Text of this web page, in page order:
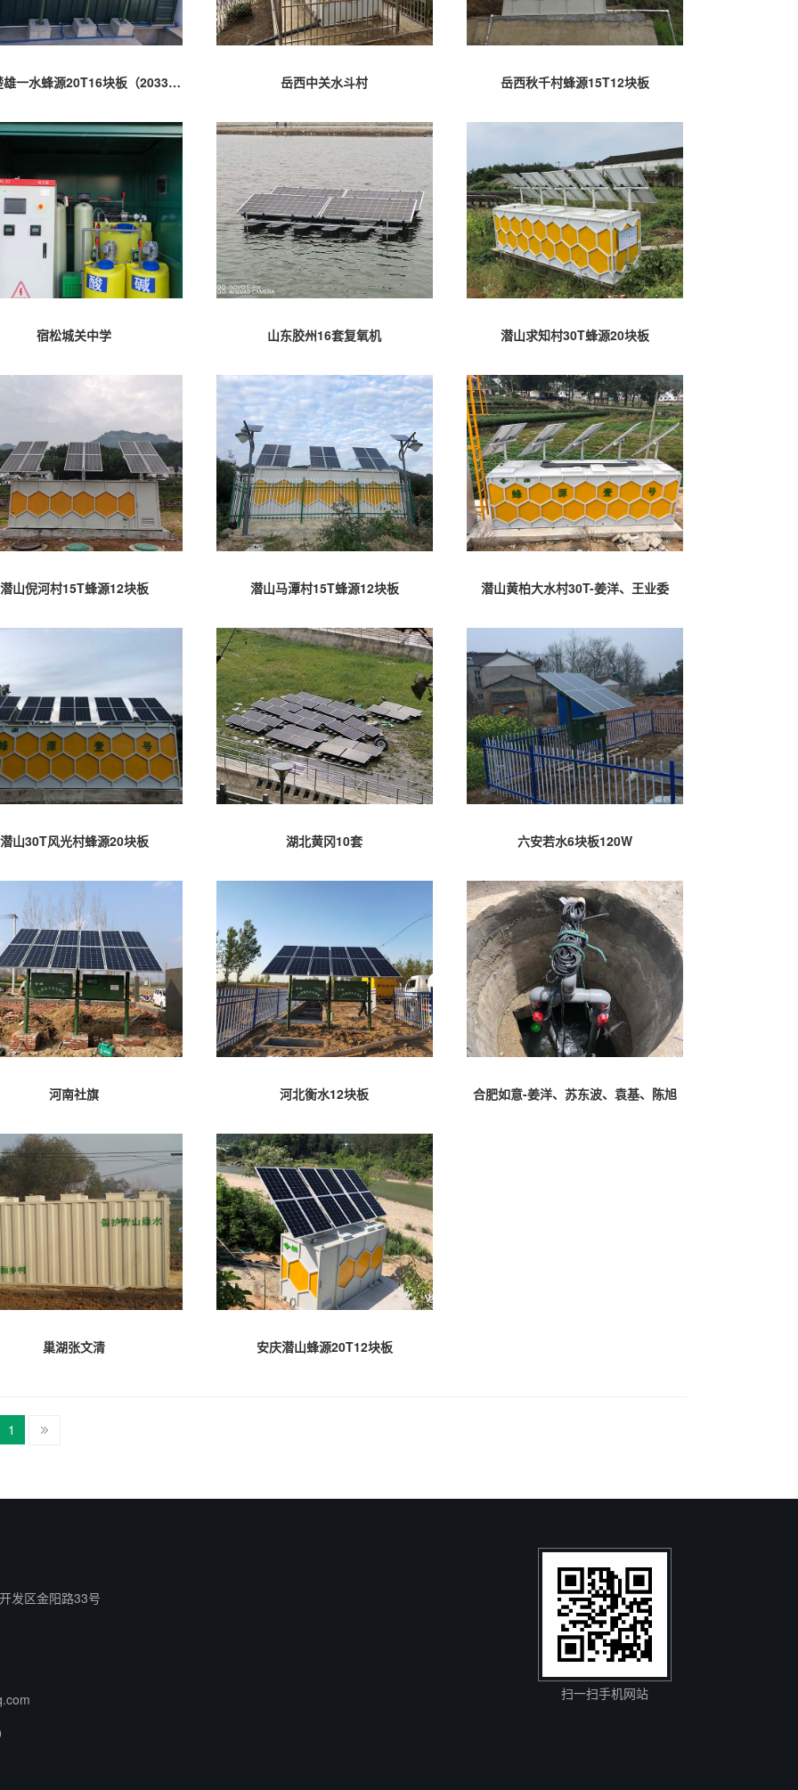
云南楚雄一水蜂源20T16块板（20331）-姜洋 岳西中关水斗村 岳西秋千村蜂源15T12块板
宿松城关中学 山东胶州16套复氧机 潜山求知村30T蜂源20块板
潜山倪河村15T蜂源12块板 潜山马潭村15T蜂源12块板 潜山黄柏大水村30T-姜洋、王业委
潜山30T风光村蜂源20块板 湖北黄冈10套 六安若水6块板120W
河南社旗 河北衡水12块板 合肥如意-姜洋、苏东波、袁基、陈旭
巢湖张文清 安庆潜山蜂源20T12块板
1
发区金阳路33号
扫一扫手机网站